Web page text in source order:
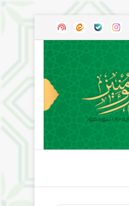
آپاراتاینستاگرام
بله ایتا